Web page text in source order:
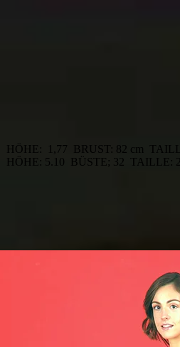
HÖHE: 1,77 BRUST: 82 cm
HÖHE: 5.10
BÜSTE; 32 TAILLE: